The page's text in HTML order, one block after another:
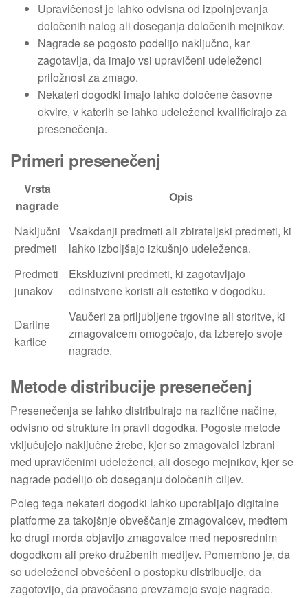
Upravičenost je lahko odvisna od izpolnjevanja
določenih nalog ali doseganja določenih mejnikov.
Nagrade se pogosto podelijo naključno, kar
zagotavlja, da imajo vsi upravičeni udeleženci
priložnost za zmago.
Nekateri dogodki imajo lahko določene časovne
okvire, v katerih se lahko udeleženci kvalificirajo za
presenečenja.
Primeri presenečenj
Vrsta
nagrade
Opis
Naključni
predmeti
Vsakdanji predmeti ali zbirateljski predmeti, ki
lahko izboljšajo izkušnjo udeleženca.
Predmeti
junakov
Ekskluzivni predmeti, ki zagotavljajo
edinstvene koristi ali estetiko v dogodku.
Darilne
kartice
Vaučeri za priljubljene trgovine ali storitve, ki
zmagovalcem omogočajo, da izberejo svoje
nagrade.
Metode distribucije presenečenj
Presenečenja se lahko distribuirajo na različne načine,
odvisno od strukture in pravil dogodka. Pogoste metode
vključujejo naključne žrebe, kjer so zmagovalci izbrani
med upravičenimi udeleženci, ali dosego mejnikov, kjer se
nagrade podelijo ob doseganju določenih ciljev.
Poleg tega nekateri dogodki lahko uporabljajo digitalne
platforme za takojšnje obveščanje zmagovalcev, medtem
ko drugi morda objavijo zmagovalce med neposrednim
dogodkom ali preko družbenih medijev. Pomembno je, da
so udeleženci obveščeni o postopku distribucije, da
zagotovijo, da pravočasno prevzamejo svoje nagrade.